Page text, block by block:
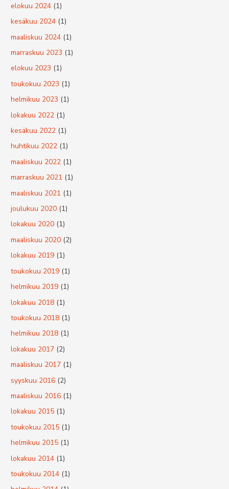
elokuu 2024 (1)
kesäkuu 2024 (1)
maaliskuu 2024 (1)
marraskuu 2023 (1)
elokuu 2023 (1)
toukokuu 2023 (1)
helmikuu 2023 (1)
lokakuu 2022 (1)
kesäkuu 2022 (1)
huhtikuu 2022 (1)
maaliskuu 2022 (1)
marraskuu 2021 (1)
maaliskuu 2021 (1)
joulukuu 2020 (1)
lokakuu 2020 (1)
maaliskuu 2020 (2)
lokakuu 2019 (1)
toukokuu 2019 (1)
helmikuu 2019 (1)
lokakuu 2018 (1)
toukokuu 2018 (1)
helmikuu 2018 (1)
lokakuu 2017 (2)
maaliskuu 2017 (1)
syyskuu 2016 (2)
maaliskuu 2016 (1)
lokakuu 2015 (1)
toukokuu 2015 (1)
helmikuu 2015 (1)
lokakuu 2014 (1)
toukokuu 2014 (1)